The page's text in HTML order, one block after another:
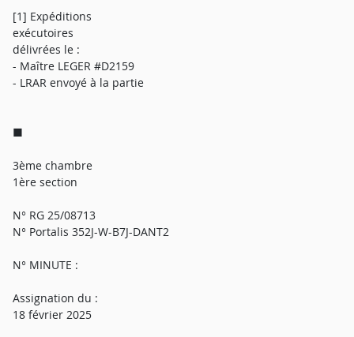
[1] Expéditions
exécutoires
délivrées le :
- Maître LEGER #D2159
- LRAR envoyé à la partie
■
3ème chambre
1ère section
N° RG 25/08713
N° Portalis 352J-W-B7J-DANT2
N° MINUTE :
Assignation du :
18 février 2025